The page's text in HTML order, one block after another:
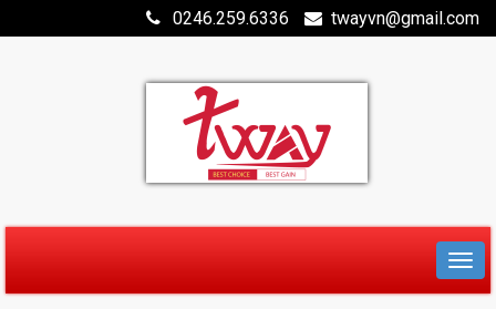
0246.259.6336 twayvn@gmail.com